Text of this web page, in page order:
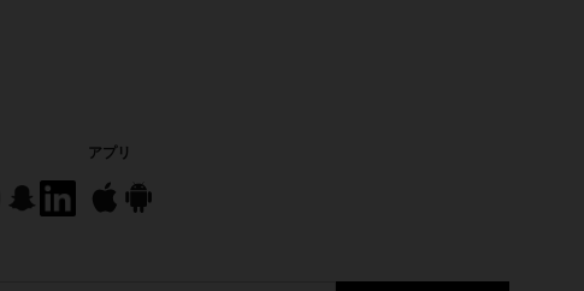
アプリ